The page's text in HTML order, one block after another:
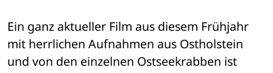
Ein ganz aktueller Film aus diesem Frühjahr
mit herrlichen Aufnahmen aus Ostholstein
und von den einzelnen Ostseekrabben ist